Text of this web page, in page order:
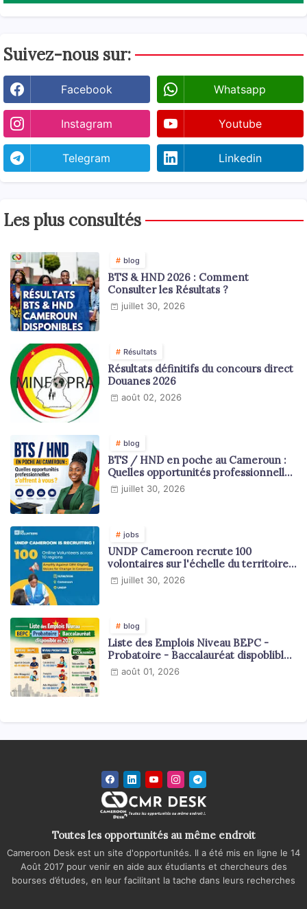
Suivez-nous sur:
Facebook Whatsapp
Instagram Youtube
Telegram Linkedin
Les plus consultés
blog
BTS & HND 2026 : Comment
Consulter les Résultats ?
juillet 30, 2026
Résultats
Résultats définitifs du concours direct
Douanes 2026
août 02, 2026
blog
BTS / HND en poche au Cameroun :
Quelles opportunités professionnelles
s'offrent à vous ?
juillet 30, 2026
jobs
UNDP Cameroon recrute 100
volontaires sur l'échelle du territoire
national
juillet 30, 2026
blog
Liste des Emplois Niveau BEPC -
Probatoire - Baccalauréat dispoblible
en 2026
août 01, 2026
Toutes les opportunités au même endroit
Cameroon Desk est un site d'opportunités. Il a été mis en ligne le 14
Août 2017 pour venir en aide aux étudiants et chercheurs des
bourses d’études, en leur facilitant la tache dans leurs recherches